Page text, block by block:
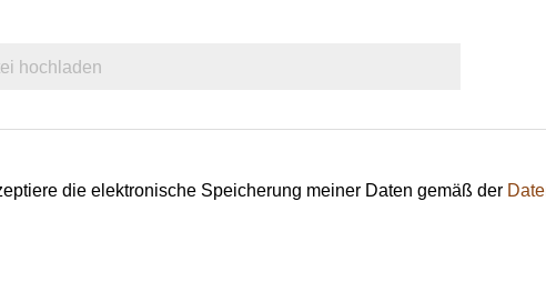
hochladen
die elektronische Speicherung meiner Daten gemäß der